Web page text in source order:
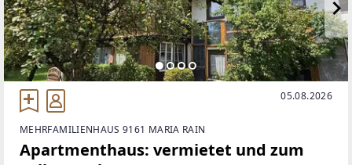
05.08.2026
MEHRFAMILIENHAUS 9161 MARIA RAIN
Apartmenthaus: vermietet und zum